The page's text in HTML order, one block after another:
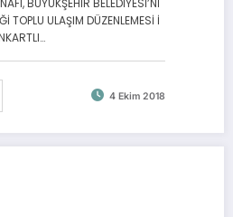
TOPLU ULAŞIM DÜZENLEMESİ İ
4 Ekim 2018